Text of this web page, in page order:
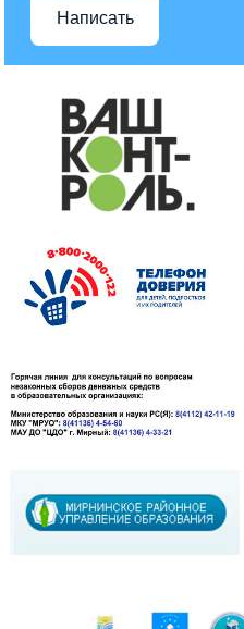
Написать